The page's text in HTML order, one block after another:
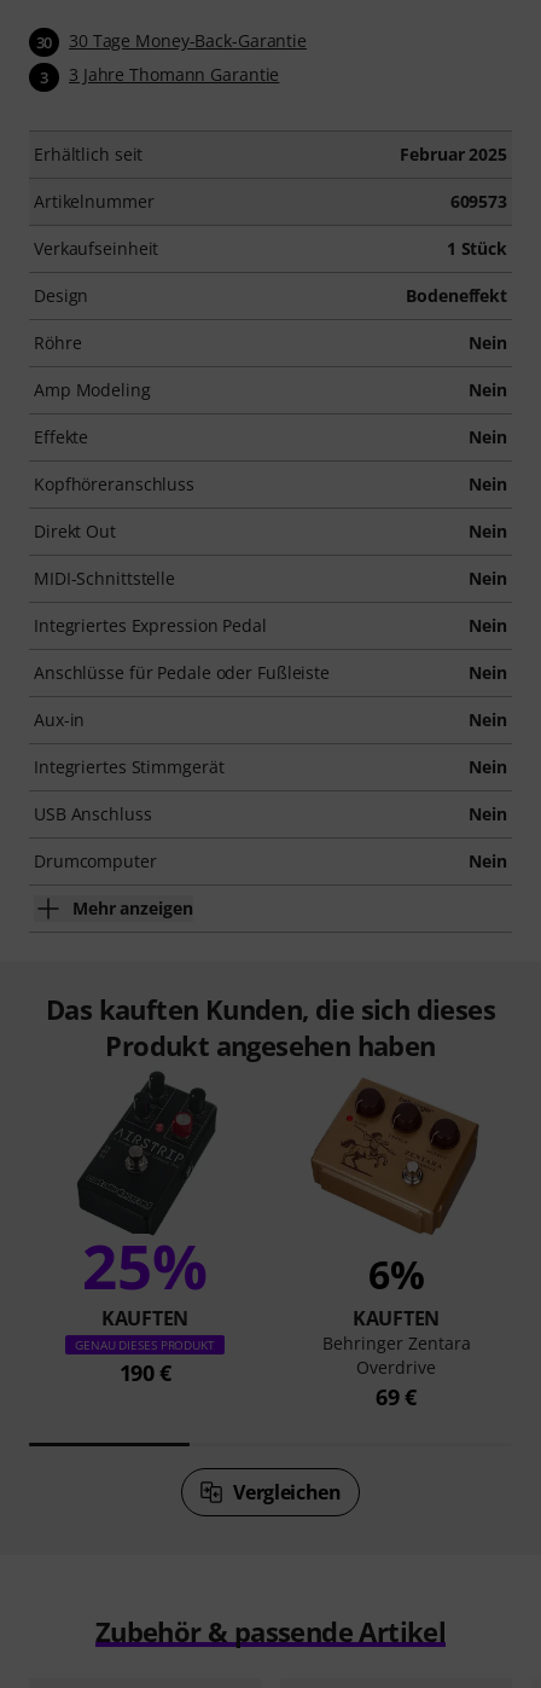
30 30 Tage Money-Back-Garantie
3 3 Jahre Thomann Garantie
Erhältlich seit Februar 2025
Artikelnummer 609573
Verkaufseinheit 1 Stück
Design Bodeneffekt
Röhre Nein
Amp Modeling Nein
Effekte Nein
Kopfhöreranschluss Nein
Direkt Out Nein
MIDI-Schnittstelle Nein
Integriertes Expression Pedal Nein
Anschlüsse für Pedale oder Fußleiste Nein
Aux-in Nein
Integriertes Stimmgerät Nein
USB Anschluss Nein
Drumcomputer Nein
Mehr anzeigen
Das kauften Kunden, die sich dieses
Produkt angesehen haben
25%
KAUFTEN
GENAU DIESES PRODUKT
190 €
6%
KAUFTEN
Behringer Zentara
Overdrive
69 €
Vergleichen
Zubehör & passende Artikel